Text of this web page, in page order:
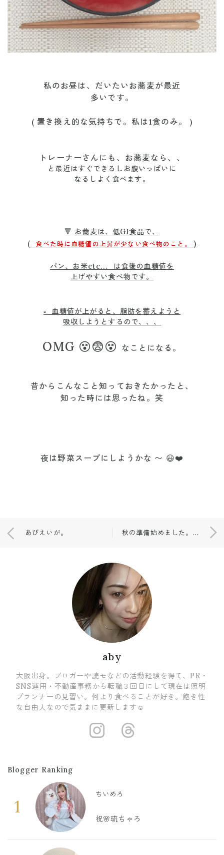
私のお昼は、だいたいお蕎麦が最近
多いです。
( 置き換え的な気持ちで。私は1食のみ。 )
トレーナーさんにも、お蕎麦なら、、
と最近はすぐできるしお腹いっぱいに
なるしよく食べます。
🔻 お蕎麦は、低GI食品で、
(食べた時に血糖値の上昇が少ない食べ物のこと。 )
パン、お米etc... は食後の血糖値を
上げやすい食べ物です。
▫️ 血糖値が上がると、脂肪を蓄えようと
吸収しようとするので、、、
OMG 😵😨😵 なことになる。
昔からこんなこと知っておきたかったと、
知った時には思ったね。笑
夜は野菜スープにしようかな 〜 😃❤️
あびえいが。 秋の準備始めました。 🍂
aby
大阪出身。ブロガーや読モなどの活動経験を得て、PR・
SNS運用・不動産事務から転職３回目にして現在は照明
プランナーの見習い。何より食べることが好き。飽き性
な自由人なので気ままに更新します☺
https://
Blogger Ranking
1
ちいめろ
祝🌸琉ちゃろ